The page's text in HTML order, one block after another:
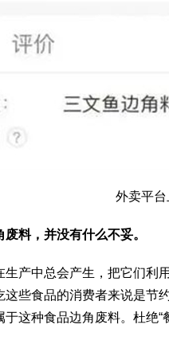
外卖平
料，并没有什么不妥。
生产中总会产生，把它们利
些食品的消费者来说是节
这种食品边角废料。杜绝“